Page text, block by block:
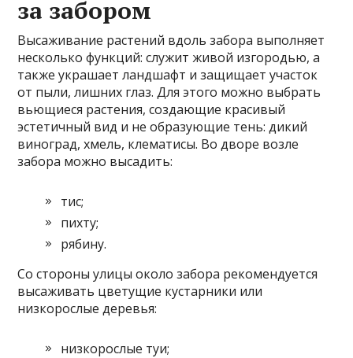
за забором
Высаживание растений вдоль забора выполняет
несколько функций: служит живой изгородью, а
также украшает ландшафт и защищает участок
от пыли, лишних глаз. Для этого можно выбрать
вьющиеся растения, создающие красивый
эстетичный вид и не образующие тень: дикий
виноград, хмель, клематисы. Во дворе возле
забора можно высадить:
тис;
пихту;
рябину.
Со стороны улицы около забора рекомендуется
высаживать цветущие кустарники или
низкорослые деревья:
низкорослые туи;